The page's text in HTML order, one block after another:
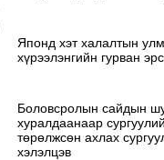
Японд хэт халалтын
хүрээлэнгийн гурван
Боловсролын сайдын
хуралдаанаар
төрөлжсөн ахлах
хэлэлцэв